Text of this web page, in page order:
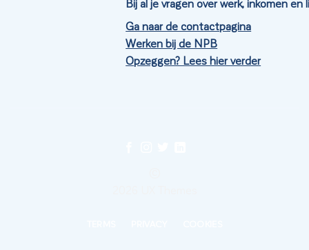
Bij al je vragen over werk, inkomen en
Ga naar de contactpagina
Werken bij de NPB
Opzeggen? Lees hier verder